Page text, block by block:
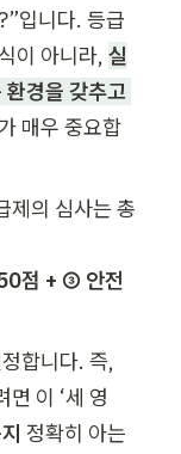
입니다. 등급
이 아니라, 실
환경을 갖추고
매우 중요합
제의 심사는 총
점 + ③ 안전
합니다. 즉,
이 ‘세 영
정확히 아는